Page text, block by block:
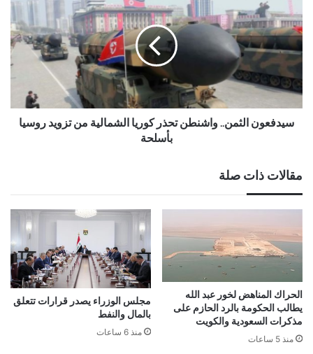
سيدفعون الثمن.. واشنطن تحذر كوريا الشمالية من تزويد روسيا
بأسلحة
مقالات ذات صلة
الحراك المناهض لخور عبد الله
يطالب الحكومة بالرد الحازم على
مذكرات السعودية والكويت
منذ 5 ساعات
مجلس الوزراء يصدر قرارات تتعلق
بالمال والنفط
منذ 6 ساعات